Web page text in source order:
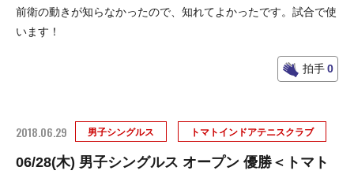
前衛の動きが知らなかったので、知れてよかったです。試合で使
います！
拍手0
2018.06.29 男子シングルス トマトインドアテニスクラブ
06/28(木) 男子シングルス オープン 優勝＜トマト